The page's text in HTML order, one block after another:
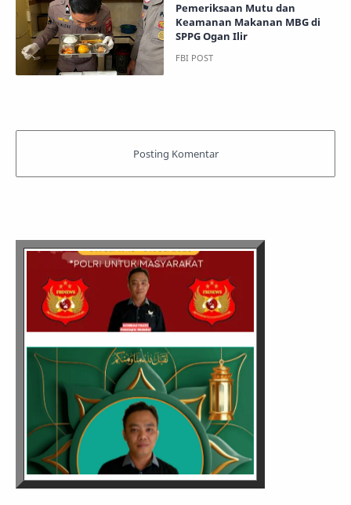
Pemeriksaan Mutu dan
Keamanan Makanan MBG di
SPPG Ogan Ilir